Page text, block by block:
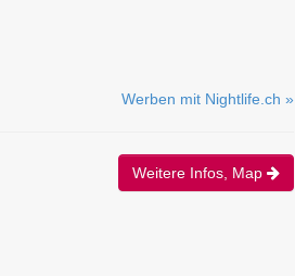
Werben mit Nightlife.ch »
Weitere Infos, Map